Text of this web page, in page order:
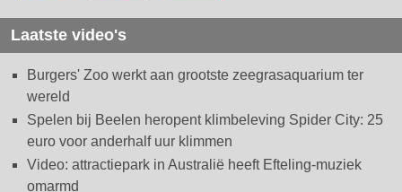
Laatste video's
Burgers' Zoo werkt aan grootste zeegrasaquarium ter
wereld
Spelen bij Beelen heropent klimbeleving Spider City: 25
euro voor anderhalf uur klimmen
Video: attractiepark in Australië heeft Efteling-muziek
omarmd